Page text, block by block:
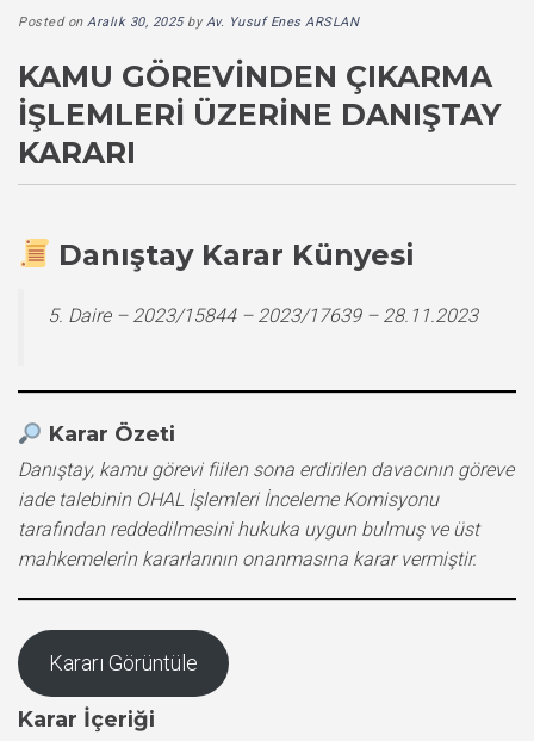
Posted on Aralık 30, 2025byAv. Yusuf Enes ARSLAN
KAMU GÖREVINDEN ÇIKARMA
İŞLEMLERI ÜZERINE DANIŞTAY
KARARI
Danıştay Karar Künyesi
5. Daire – 2023/15844 – 2023/17639 – 28.11.2023
Karar Özeti
Danıştay, kamu görevi fiilen sona erdirilen davacının göreve
iade talebinin OHAL İşlemleri İnceleme Komisyonu
tarafından reddedilmesini hukuka uygun bulmuş ve üst
mahkemelerin kararlarının onanmasına karar vermiştir.
Kararı Görüntüle
Karar İçeriği